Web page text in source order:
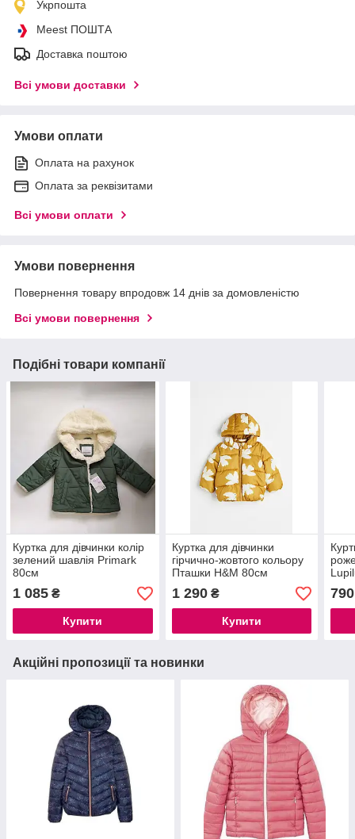
Укрпошта
Meest ПОШТА
Доставка поштою
Всі умови доставки
Умови оплати
Оплата на рахунок
Оплата за реквізитами
Всі умови оплати
Умови повернення
Повернення товару впродовж 14 днів за домовленістю
Всі умови повернення
Подібні товари компанії
Куртка для дівчинки колір
зелений шавлія Primark
80см
1 085 ₴
Купити
Куртка для дівчинки
гірчично-жовтого кольору
Пташки H&M 80см
1 290₴
Купити
790
Акційні пропозиції та новинки